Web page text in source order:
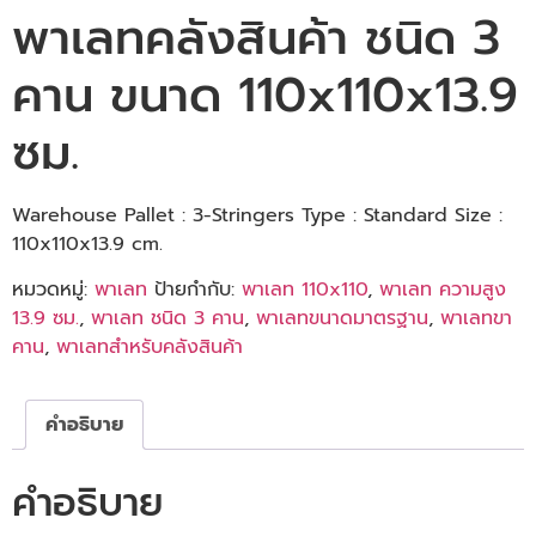
พาเลทคลังสินค้า ชนิด 3
คาน ขนาด 110x110x13.9
ซม.
Warehouse Pallet : 3-Stringers Type : Standard Size :
110x110x13.9 cm.
หมวดหมู่: พาเลท ป้ายกำกับ: พาเลท 110x110, พาเลท ความสูง
13.9 ซม., พาเลท ชนิด 3 คาน, พาเลทขนาดมาตรฐาน, พาเลทขา
คาน, พาเลทสำหรับคลังสินค้า
คำอธิบาย
คำอธิบาย